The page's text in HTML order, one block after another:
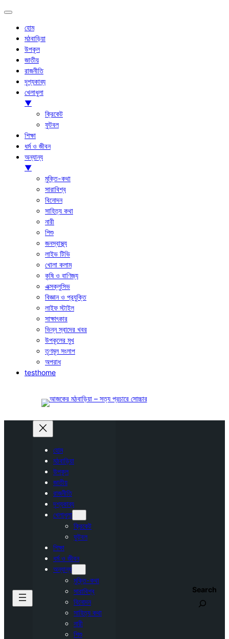
হোম
মঠবাড়িয়া
উপকূল
জাতীয়
রাজনীতি
দৃশ্যকাব্য
খেলাধুলা
▼
ক্রিকেট
ফুটবল
শিক্ষা
ধর্ম ও জীবন
অন্যান্য
▼
মুক্তি-কথা
সারাবিশ্ব
বিনোদন
সাহিত্য কথা
নারী
শিশু
জনস্বাস্থ্য
লাইভ টিভি
খোলা কলাম
কৃষি ও বাণিজ্য
এক্সক্লুসিভ
বিজ্ঞান ও প্রযুক্তি
লাইফ স্টাইল
সাক্ষাৎকার
ভিন্ন স্বাদের খবর
উপকূলের মুখ
তৃণমূল সংলাপ
অপরাধ
testhome
হোম
মঠবাড়িয়া
উপকূল
জাতীয়
রাজনীতি
দৃশ্যকাব্য
খেলাধুলা
ক্রিকেট
ফুটবল
শিক্ষা
ধর্ম ও জীবন
অন্যান্য
মুক্তি-কথা
সারাবিশ্ব
বিনোদন
সাহিত্য কথা
নারী
শিশু
Search